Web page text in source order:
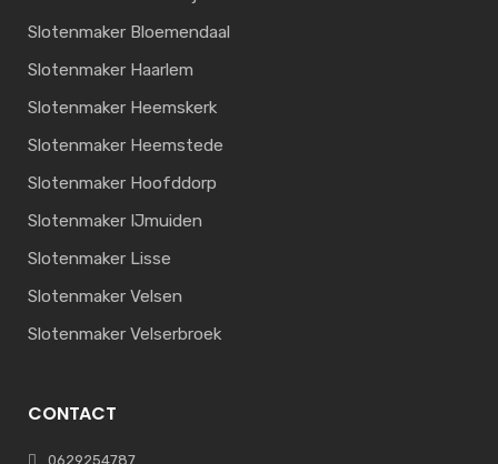
Slotenmaker Bloemendaal
Slotenmaker Haarlem
Slotenmaker Heemskerk
Slotenmaker Heemstede
Slotenmaker Hoofddorp
Slotenmaker IJmuiden
Slotenmaker Lisse
Slotenmaker Velsen
Slotenmaker Velserbroek
CONTACT
0629254787